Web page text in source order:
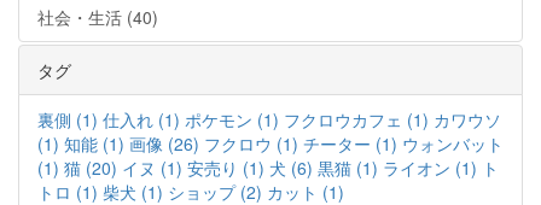
社会・生活 (40)
タグ
裏側 (1) 仕入れ (1) ポケモン (1) フクロウカフェ (1) カワウソ
(1) 知能 (1) 画像 (26) フクロウ (1) チーター (1) ウォンバット
(1) 猫 (20) イヌ (1) 安売り (1) 犬 (6) 黒猫 (1) ライオン (1) ト
トロ (1) 柴犬 (1) ショップ (2) カット (1)